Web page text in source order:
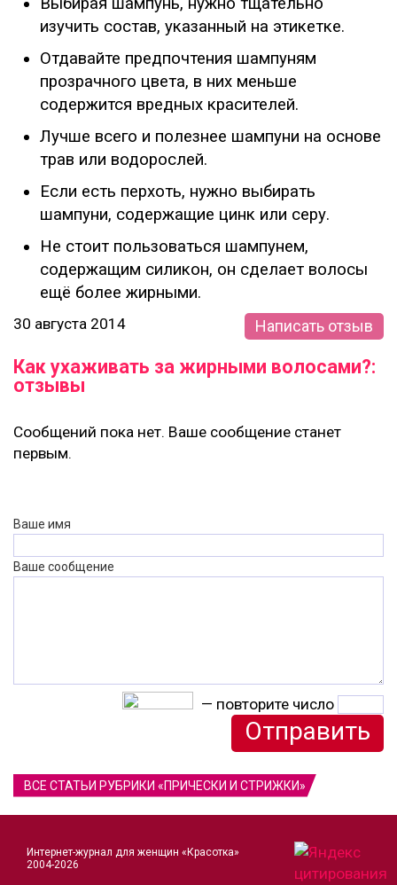
изучить состав, указанный на этикетке.
Отдавайте предпочтения шампуням
прозрачного цвета, в них меньше
содержится вредных красителей.
Лучше всего и полезнее шампуни на основе
трав или водорослей.
Если есть перхоть, нужно выбирать
шампуни, содержащие цинк или серу.
Не стоит пользоваться шампунем,
содержащим силикон, он сделает волосы
ещё более жирными.
30 августа 2014 Написать отзыв
Как ухаживать за жирными волосами?:
отзывы
Сообщений пока нет. Ваше сообщение станет
первым.
Ваше имя
Ваше сообщение
— повторите число
ВСЕ СТАТЬИ РУБРИКИ «ПРИЧЕСКИ И СТРИЖКИ»
Интернет-журнал для женщин «Красотка»
2004-2026